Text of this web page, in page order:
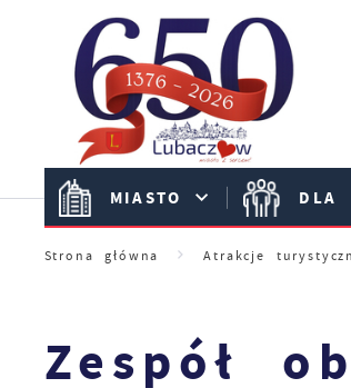
Przejdź do menu.
Przejdź do wyszukiwarki.
Przejdź do treści.
Przejdź do ustawień wielkości
Włącz wersję kontrastową strony.
MIASTO DLA
Strona główna Atrakcje
Zespół